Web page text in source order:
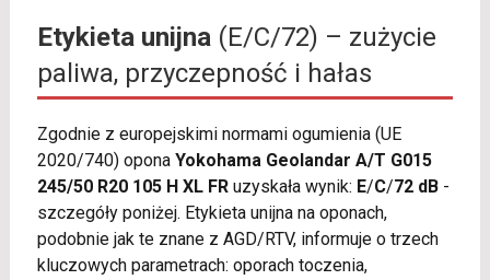
Etykieta unijna(E/C/72) – zużycie
paliwa, przyczepność i hałas
Zgodnie z europejskimi normami ogumienia (UE
2020/740) opona Yokohama Geolandar A/T G015
245/50 R20 105 H XL FRuzyskała wynik: E/C/72 dB-
szczegóły poniżej. Etykieta unijna na oponach,
podobnie jak te znane z AGD/RTV, informuje o trzech
kluczowych parametrach: oporach toczenia,